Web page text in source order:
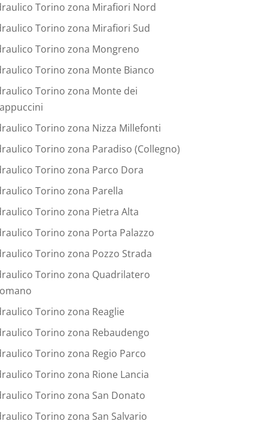
Torino zona Mirafiori Nord
Torino zona Mirafiori Sud
Torino zona Mongreno
Torino zona Monte Bianco
Torino zona Monte dei
Torino zona Nizza Millefonti
Torino zona Paradiso (Collegno)
Torino zona Parco Dora
Torino zona Parella
Torino zona Pietra Alta
Torino zona Porta Palazzo
Torino zona Pozzo Strada
Torino zona Quadrilatero
Torino zona Reaglie
Torino zona Rebaudengo
Torino zona Regio Parco
Torino zona Rione Lancia
Torino zona San Donato
Torino zona San Salvario